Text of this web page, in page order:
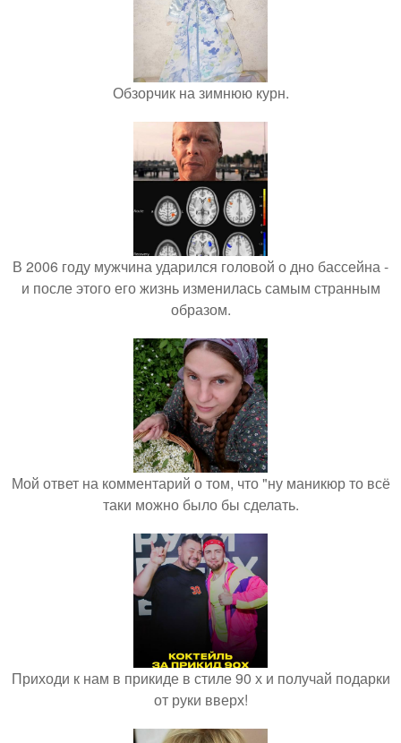
Обзорчик на зимнюю курн.
В 2006 году мужчина ударился головой о дно бассейна -
и после этого его жизнь изменилась самым странным
образом.
Мой ответ на комментарий о том, что "ну маникюр то всё
таки можно было бы сделать.
Приходи к нам в прикиде в стиле 90 х и получай подарки
от руки вверх!